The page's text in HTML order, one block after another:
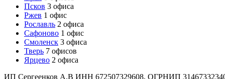
Псков 3 офиса
Ржев 1 офис
Рославль 2 офиса
Сафоново 1 офис
Смоленск 3 офиса
Тверь 7 офисов
Ярцево 2 офиса
ИП Сергеенков А.В ИНН 672507329608, ОГРНИП